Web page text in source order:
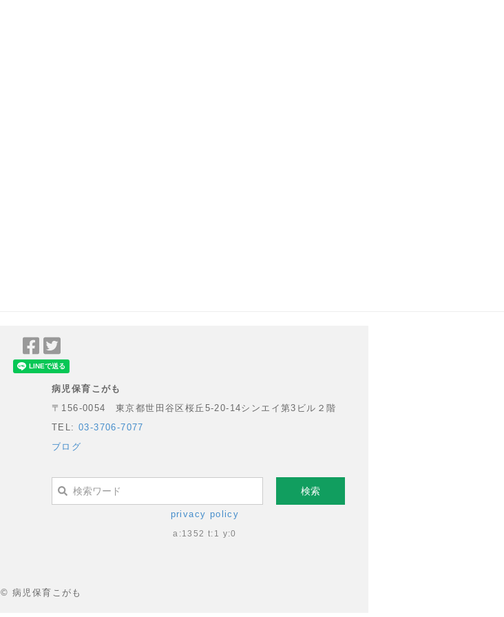
Facebook
で
で
シ
ェ
ア
病児保育こがも
〒156-0054 東京都世田谷区桜丘5-20-14シンエイ第3ビル２階
TEL: 03-3706-7077
ブログ
privacy policy
a:1352 t:1 y:0
© 病児保育こがも